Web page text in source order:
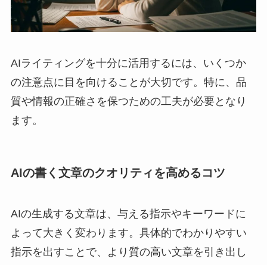
AIライティングを十分に活用するには、いくつか
の注意点に目を向けることが大切です。特に、品
質や情報の正確さを保つための工夫が必要となり
ます。
AIの書く文章のクオリティを高めるコツ
AIの生成する文章は、与える指示やキーワードに
よって大きく変わります。具体的でわかりやすい
指示を出すことで、より質の高い文章を引き出し